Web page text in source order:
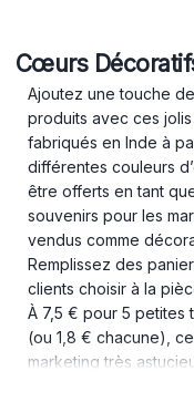
Cœurs
Ajoutez une touche
produits avec ces
fabriqués en Inde à
différentes couleurs
être offerts en tant
souvenirs pour les
vendus comme
Remplissez des
clients choisir à la
À 7,5 € pour 5 petites
(ou 1,8 € chacune),
marketing très
le pack entier, car ils